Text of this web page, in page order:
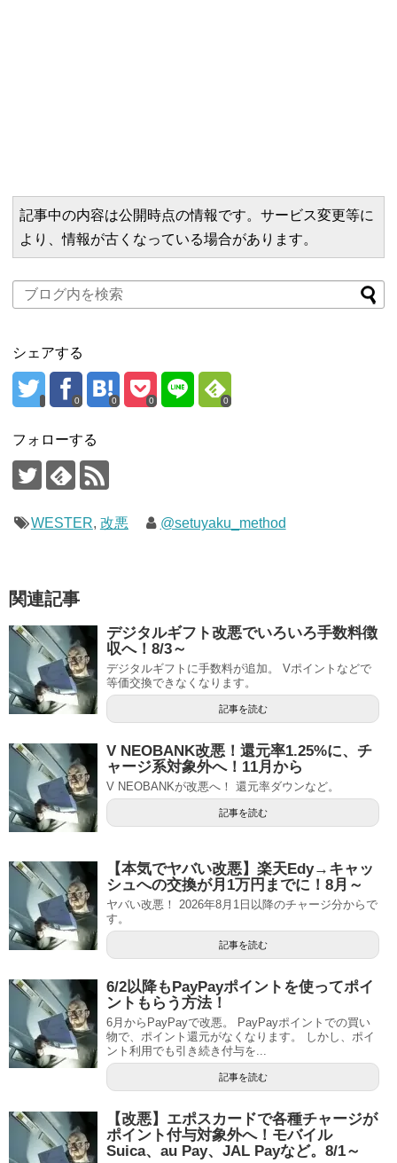
記事中の内容は公開時点の情報です。サービス変更等に
より、情報が古くなっている場合があります。
シェアする
0 0 0 0
フォローする
WESTER, 改悪 @setuyaku_method
関連記事
デジタルギフト改悪でいろいろ手数料徴
収へ！8/3～
デジタルギフトに手数料が追加。 Vポイントなどで
等価交換できなくなります。
記事を読む
V NEOBANK改悪！還元率1.25%に、チ
ャージ系対象外へ！11月から
V NEOBANKが改悪へ！ 還元率ダウンなど。
記事を読む
【本気でヤバい改悪】楽天Edy→キャッ
シュへの交換が月1万円までに！8月～
ヤバい改悪！ 2026年8月1日以降のチャージ分からで
す。
記事を読む
6/2以降もPayPayポイントを使ってポイ
ントもらう方法！
6月からPayPayで改悪。 PayPayポイントでの買い
物で、ポイント還元がなくなります。 しかし、ポイ
ント利用でも引き続き付与を...
記事を読む
【改悪】エポスカードで各種チャージが
ポイント付与対象外へ！モバイル
Suica、au Pay、JAL Payなど。8/1～